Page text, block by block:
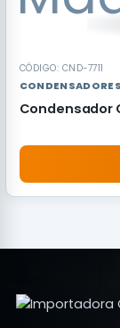
CÓDIGO: CND-7711
CONDENSADORES
Condensador